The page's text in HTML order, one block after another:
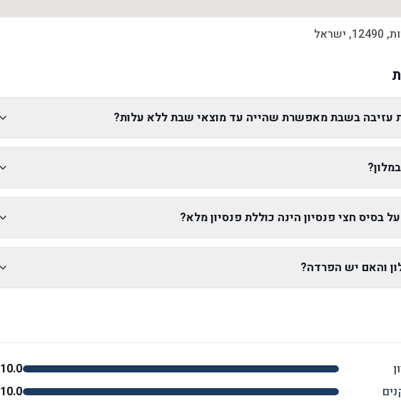
עזיבה בשבת מאפשרת שהייה עד מוצאי שבת ללא עלות?
בסיס חצי פנסיון הינה כוללת פנסיון מלא?
והאם יש הפרדה?
10.0
10.0